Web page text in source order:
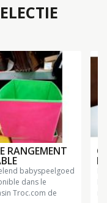
RANGEMENT
babyspeelgoed
dans le
Troc.com de